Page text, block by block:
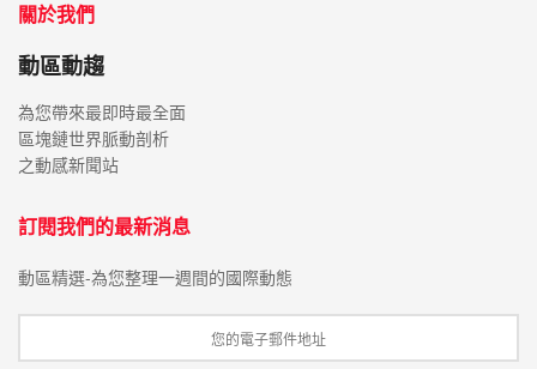
關於我們
動區動趨
為您帶來最即時最全面
區塊鏈世界脈動剖析
之動感新聞站
訂閱我們的最新消息
動區精選-為您整理一週間的國際動態